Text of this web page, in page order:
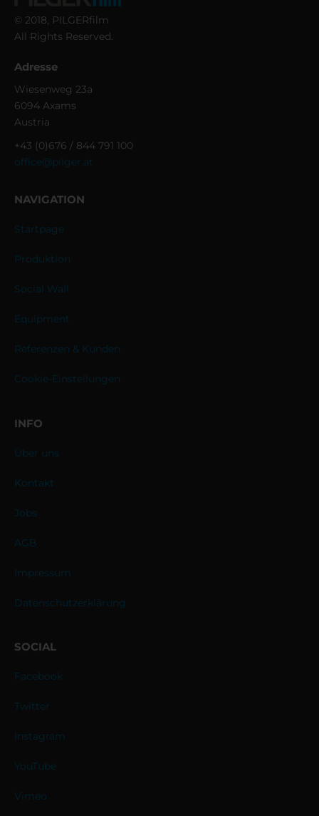
© 2018, PILGERfilm
All Rights Reserved.
Adresse
Wiesenweg 23a
6094 Axams
Austria
+43 (0)676 / 844 791 100
office@pilger.at
NAVIGATION
Startpage
Produktion
Social Wall
Equipment
Referenzen & Kunden
Cookie-Einstellungen
INFO
Über uns
Kontakt
Jobs
AGB
Impressum
Datenschutzerklärung
SOCIAL
Facebook
Twitter
Instagram
YouTube
Vimeo